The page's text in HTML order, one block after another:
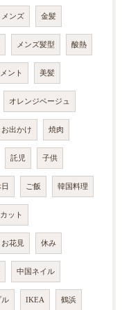
メンズ 金髪
メンズ髪型 酸熱
ント 美髪
オレンジベージュ
お出かけ 焼肉
託児 子供
ご飯 韓国料理
ット
お花見 休み
中国ネイル
ル IKEA 鶴浜